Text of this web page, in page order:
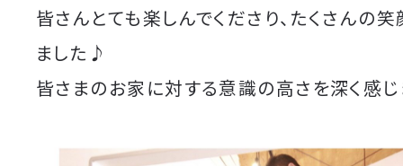
皆さんとても楽しんでくださり、たくさんの
ました♪
皆さまのお家に対する意識の高さを深く感じ